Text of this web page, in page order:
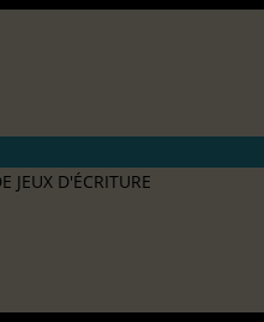
JEUX D'ÉCRITURE